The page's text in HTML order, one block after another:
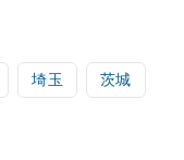
埼玉 茨城